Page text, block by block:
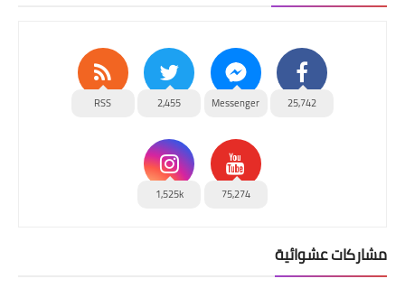
25,742
Messenger
2,455
RSS
75,274
1,525k
مشاركات عشوائية